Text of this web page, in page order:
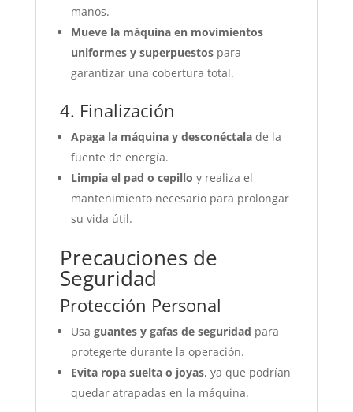
manos.
Mueve la máquina en movimientos
uniformes y superpuestospara
garantizar una cobertura total.
4. Finalización
Apaga la máquina y desconéctalade la
fuente de energía.
Limpia el pad o cepillo y realiza el
mantenimiento necesario para prolongar
su vida útil.
Precauciones de
Seguridad
Protección Personal
Usa guantes y gafas de seguridad para
protegerte durante la operación.
Evita ropa suelta o joyas, ya que podrían
quedar atrapadas en la máquina.